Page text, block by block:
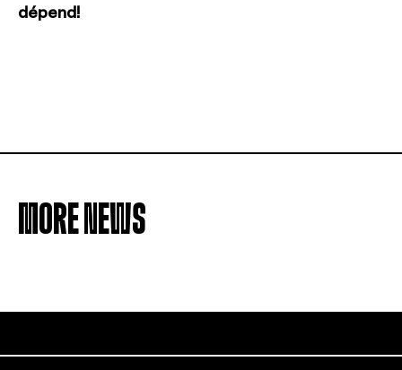
dépend!
MORE NEWS